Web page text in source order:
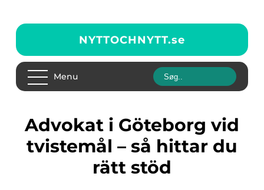
NYTTOCHNYTT.se
Menu
Advokat i Göteborg vid
tvistemål – så hittar du
rätt stöd